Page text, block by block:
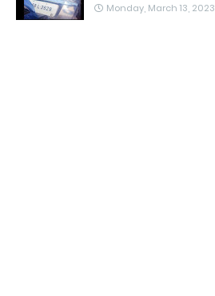
Monday, March 13, 2023